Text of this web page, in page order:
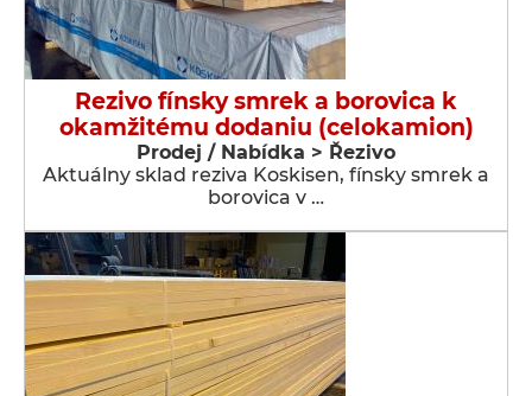
Rezivo fínsky smrek a borovica k
okamžitému dodaniu (celokamion)
Prodej / Nabídka > Řezivo
Aktuálny sklad reziva Koskisen, fínsky smrek a
borovica v …